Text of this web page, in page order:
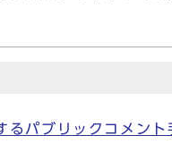
パブリックコメント